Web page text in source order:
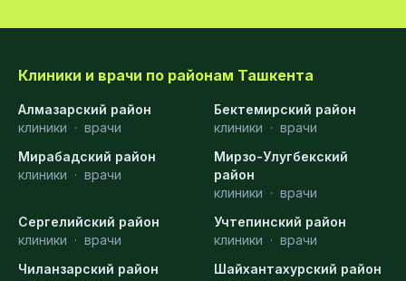
Клиники и врачи по районам Ташкента
Алмазарский район
клиники · врачи
Бектемирский район
клиники · врачи
Мирабадский район
клиники · врачи
Мирзо-Улугбекский
район
клиники · врачи
Сергелийский район
клиники · врачи
Учтепинский район
клиники · врачи
Чиланзарский район
Шайхантахурский район